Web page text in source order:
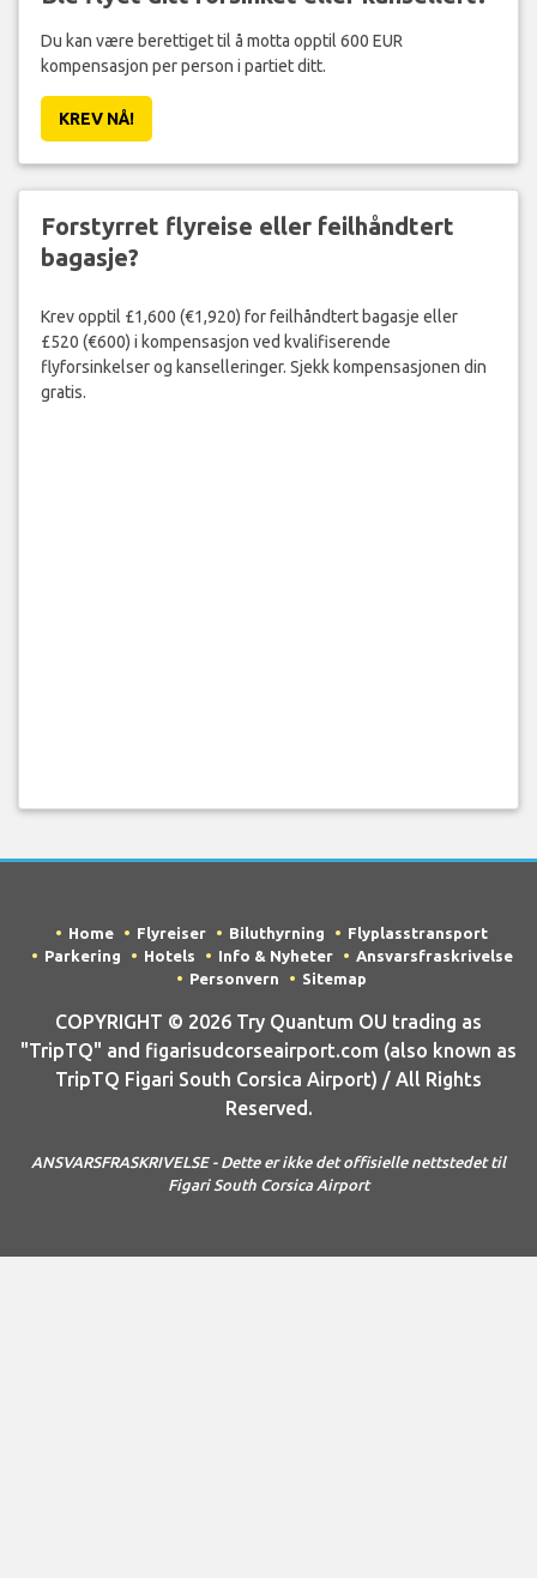
Du kan være berettiget til å motta opptil 600 EUR
kompensasjon per person i partiet ditt.
KREV NÅ!
Forstyrret flyreise eller feilhåndtert
bagasje?
Krev opptil £1,600 (€1,920) for feilhåndtert bagasje eller
£520 (€600) i kompensasjon ved kvalifiserende
flyforsinkelser og kanselleringer. Sjekk kompensasjonen din
gratis.
Home Flyreiser Biluthyrning
Flyplasstransport
Parkering
Hotels Info & Nyheter
Ansvarsfraskrivelse
Personvern
Sitemap
COPYRIGHT © 2026 Try Quantum OU trading as
"TripTQ" and figarisudcorseairport.com (also known as
TripTQ Figari South Corsica Airport) / All Rights
Reserved.
ANSVARSFRASKRIVELSE - Dette er ikke det offisielle nettstedet til
Figari South Corsica Airport